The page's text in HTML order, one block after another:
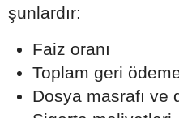
şunlardır:
Faiz oranı
Toplam geri
Dosya masrafı ve